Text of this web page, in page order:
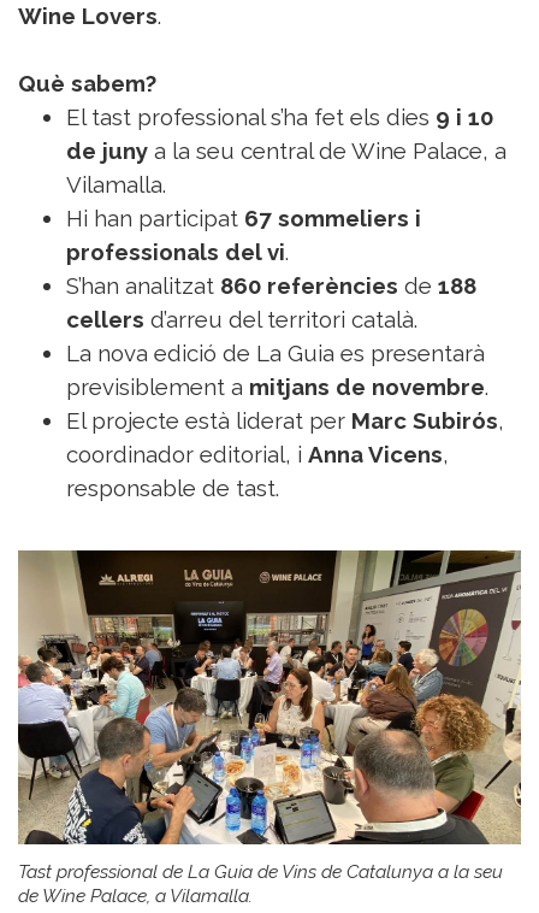
Wine Lovers.
Què sabem?
El tast professional s’ha fet els dies 9 i 10
de juny a la seu central de Wine Palace, a
Vilamalla.
Hi han participat 67 sommeliers i
professionals del vi.
S’han analitzat 860 referències de 188
cellers d’arreu del territori català.
La nova edició de La Guia es presentarà
previsiblement a mitjans de novembre.
El projecte està liderat per Marc Subirós,
coordinador editorial, i Anna Vicens,
responsable de tast.
Tast professional de La Guia de Vins de Catalunya a la seu
de Wine Palace, a Vilamalla.